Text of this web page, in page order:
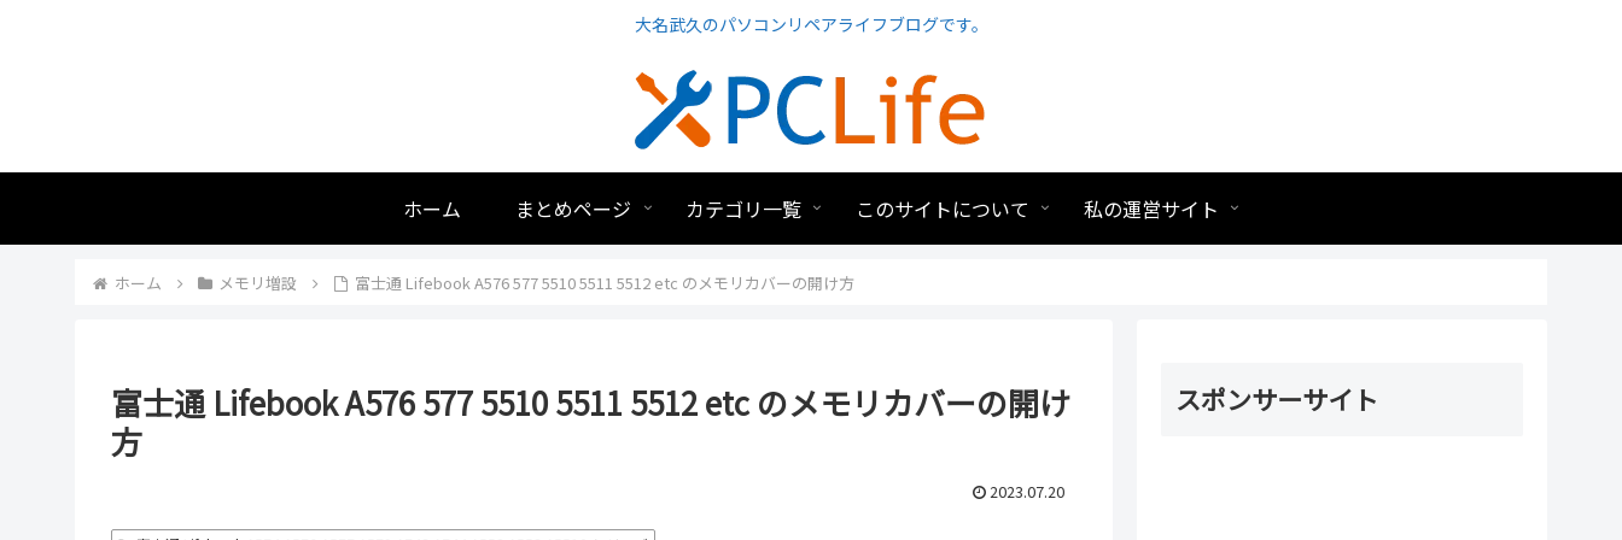
大名武久のパソコンリペアライフブログです。
ホーム まとめページ カテゴリ一覧 このサイトについて 私の運営サイト
ホーム メモリ増設 富士通 Lifebook A576 577 5510 5511 5512 etc のメモリカバーの開け方
富士通 Lifebook A576 577 5510 5511 5512 etc のメモリカバーの開け
方
2023.07.20
スポンサーサイト